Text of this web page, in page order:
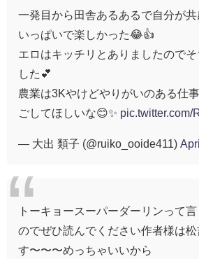
一発目から田舎あるあるで自分が
いっぱいで楽しかった😂👍
エロはキッチリとありましたので
した💕
農業は3Kやけどやりがいのある仕
ごしてほしいな😊✨ pic.twitter.com/
— 大出 類子 (@ruiko_ooide411)
トーキョースーパーダーリンって
のでぜひ読んでください作者様は
す〜〜〜めっちゃいいから